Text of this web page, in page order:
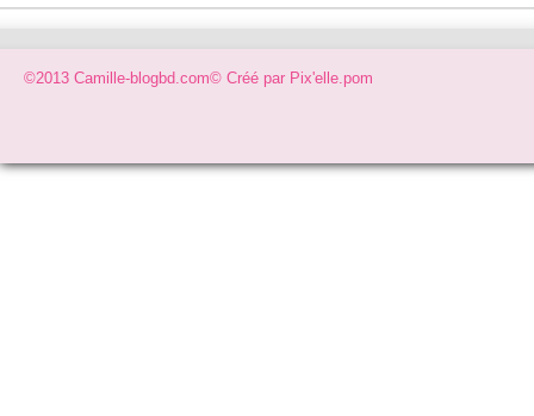
©2013 Camille-blogbd.com© Créé par Pix'elle.pom